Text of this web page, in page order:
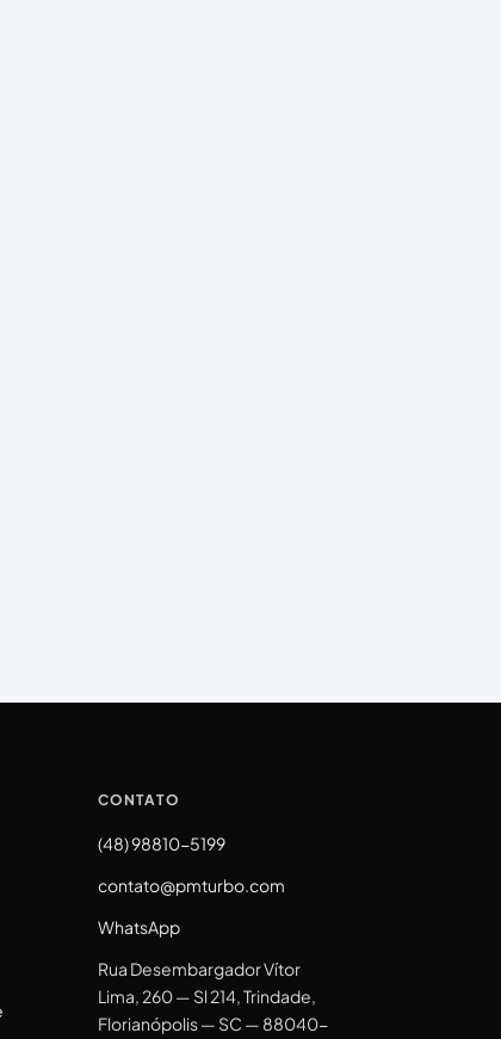
CONTATO
(48) 98810-5199
contato@pmturbo.com
WhatsApp
Rua Desembargador Vítor
Lima, 260 — Sl 214, Trindade,
Florianópolis — SC — 88040-